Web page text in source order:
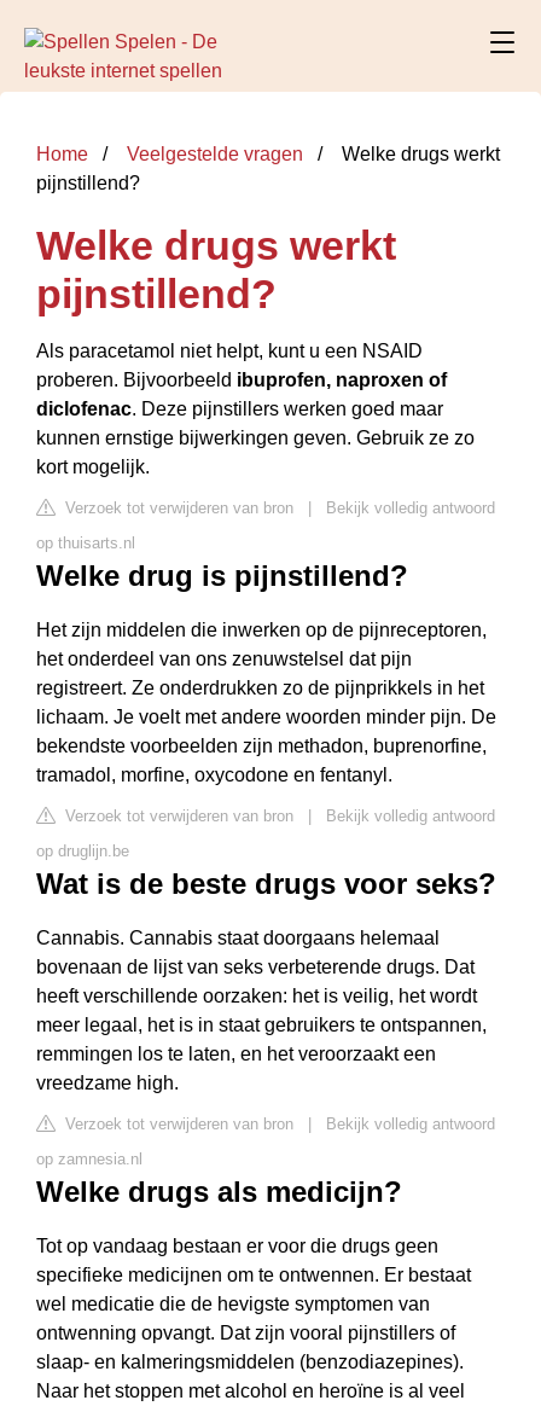
Home Veelgestelde vragen
Welke drugs werkt
pijnstillend?
Welke drugs werkt
pijnstillend?
Als paracetamol niet helpt, kunt u een NSAID
proberen. Bijvoorbeeld ibuprofen, naproxen of
diclofenac. Deze pijnstillers werken goed maar
kunnen ernstige bijwerkingen geven. Gebruik ze zo
kort mogelijk.
Verzoek tot verwijderen van bron
Bekijk volledig antwoord
op thuisarts.nl
Welke drug is pijnstillend?
Het zijn middelen die inwerken op de pijnreceptoren,
het onderdeel van ons zenuwstelsel dat pijn
registreert. Ze onderdrukken zo de pijnprikkels in het
lichaam. Je voelt met andere woorden minder pijn. De
bekendste voorbeelden zijn methadon, buprenorfine,
tramadol, morfine, oxycodone en fentanyl.
Verzoek tot verwijderen van bron
Bekijk volledig antwoord
op druglijn.be
Wat is de beste drugs voor seks?
Cannabis. Cannabis staat doorgaans helemaal
bovenaan de lijst van seks verbeterende drugs. Dat
heeft verschillende oorzaken: het is veilig, het wordt
meer legaal, het is in staat gebruikers te ontspannen,
remmingen los te laten, en het veroorzaakt een
vreedzame high.
Verzoek tot verwijderen van bron
Bekijk volledig antwoord
op zamnesia.nl
Welke drugs als medicijn?
Tot op vandaag bestaan er voor die drugs geen
specifieke medicijnen om te ontwennen. Er bestaat
wel medicatie die de hevigste symptomen van
ontwenning opvangt. Dat zijn vooral pijnstillers of
slaap- en kalmeringsmiddelen (benzodiazepines).
Naar het stoppen met alcohol en heroïne is al veel